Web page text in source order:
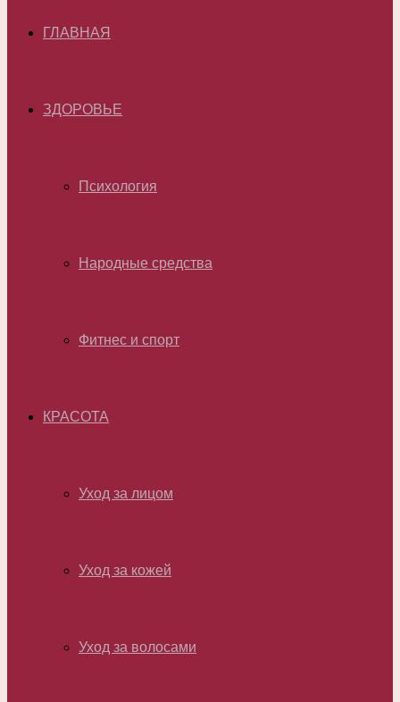
ГЛАВНАЯ
ЗДОРОВЬЕ
Психология
Народные средства
Фитнес и спорт
КРАСОТА
Уход за лицом
Уход за кожей
Уход за волосами